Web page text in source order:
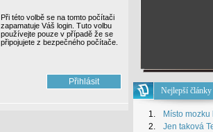
Při této volbě se na tomto počítači
zapamatuje Váš login. Tuto volbu
používejte pouze v případě že se
připojujete z bezpečného počítače.
Nejlepší
1.
Místo
2.
Jen taková